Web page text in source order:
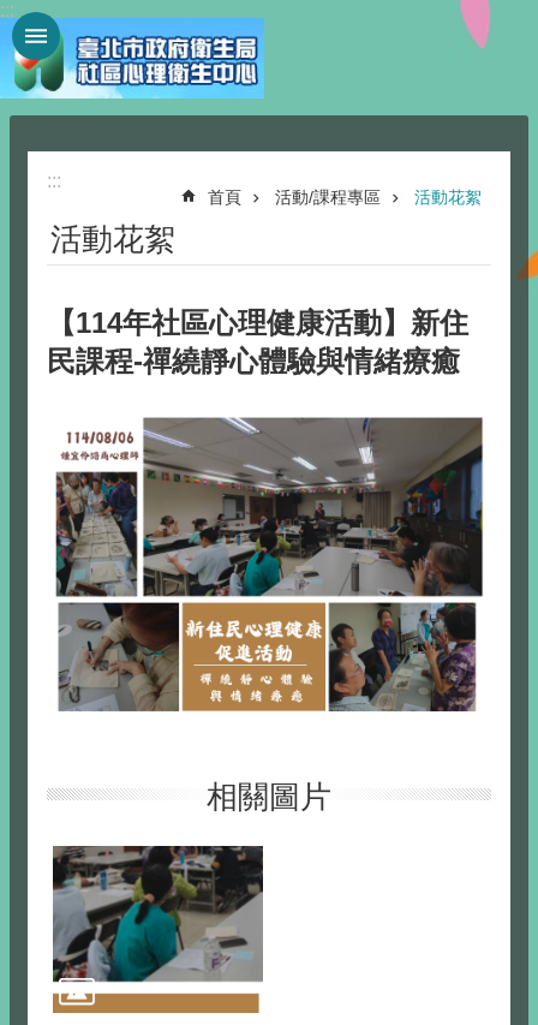
跳到主要內容區塊
:::
:::
首頁 活動/課程專區 活動花絮
活動花絮
【114年社區心理健康活動】新住
民課程-禪繞靜心體驗與情緒療癒
相關圖片